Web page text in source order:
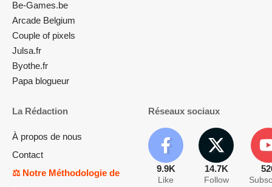
Be-Games.be
Arcade Belgium
Couple of pixels
Julsa.fr
Byothe.fr
Papa blogueur
La Rédaction
À propos de nous
Contact
⚖️ Notre Méthodologie de
Réseaux sociaux
9.9K
Like
14.7K
Follow